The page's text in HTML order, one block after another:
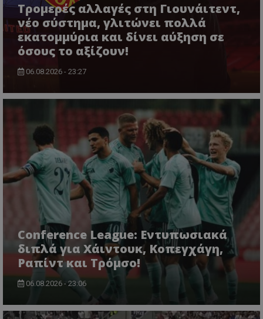
Τρομερές αλλαγές στη Γιουνάιτεντ,
νέο σύστημα, γλιτώνει πολλά
εκατομμύρια και δίνει αύξηση σε
όσους το αξίζουν!
06.08.2026 - 23:27
Conference League: Εντυπωσιακά
διπλά για Χάιντουκ, Κοπεγχάγη,
Ραπίντ και Τρόμσο!
06.08.2026 - 23:06